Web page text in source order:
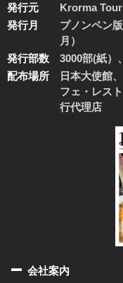
発行元
Krorma
発行月
プノンペン
月）
発行部数
3000部(紙）
配布場所
日本大使館
フェ・レス
行代理店
会社案内